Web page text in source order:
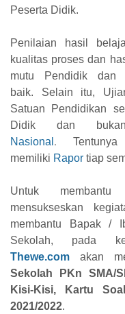
Peserta Didik.
Penilaian hasil
kualitas proses dan
mutu Pendidik dan
baik. Selain itu,
Satuan Pendidikan
Didik dan
Nasional .
memiliki Rapor tiap
Untuk
mensukseskan
membantu Bapak /
Sekolah, pada
Thewe.com akan
Sekolah PKn SMA/
Kisi-Kisi, Kartu
2021/2022.